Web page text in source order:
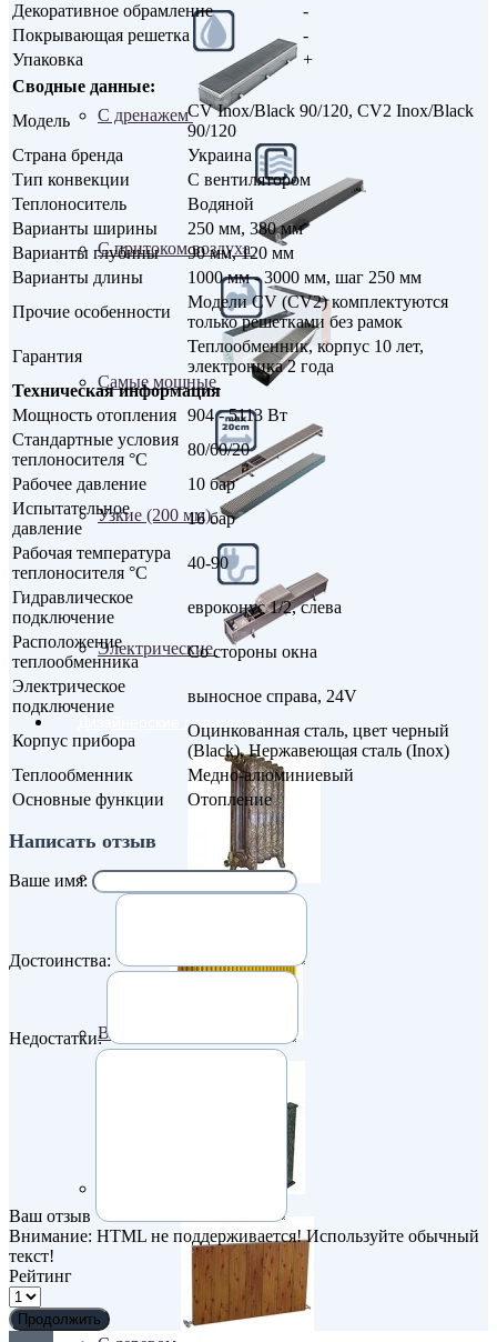
С дренажем
С притоком воздуха
Самые мощные
Узкие (200 мм)
Электрические
Дизайнерские радиаторы
Retro стиль
В тренде
Декоративное обрамление
-
Покрывающая решетка
-
Упаковка
+
Сводные данные:
Модель
CV Inox/Black 90/120, CV2 Inox/Black
90/120
Страна бренда
Украина
Тип конвекции
С вентилятором
Теплоноситель
Водяной
Варианты ширины
250 мм, 380 мм
Варианты глубины
90 мм, 120 мм
Варианты длины
1000 мм - 3000 мм, шаг 250 мм
Прочие особенности
Модели CV (CV2) комплектуются
только решетками без рамок
Гарантия
Теплообменник, корпус 10 лет,
электроника 2 года
Техническая информация
Мощность отопления 904 - 5113 Вт
Стандартные условия
теплоносителя °С
80/60/20
Рабочее давление
10 бар
Испытательное
давление
16 бар
Рабочая температура
теплоносителя °С
40-90
Гидравлическое
подключение
евроконус 1/2, слева
Расположение
теплообменника
Со стороны окна
Электрическое
подключение
выносное справа, 24V
Корпус прибора
Оцинкованная сталь, цвет черный
(Black), Нержавеющая сталь (Inox)
Теплообменник
Медно-алюминиевый
Основные функции
Отопление
Написать отзыв
Ваше имя:
Достоинства:
Недостатки:
Ваш отзыв
Внимание: HTML не поддерживается! Используйте обычный
текст!
Рейтинг
Продолжить